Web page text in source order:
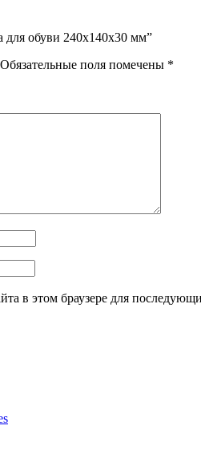
для обуви 240х140х30 мм”
Обязательные поля помечены *
в этом браузере для